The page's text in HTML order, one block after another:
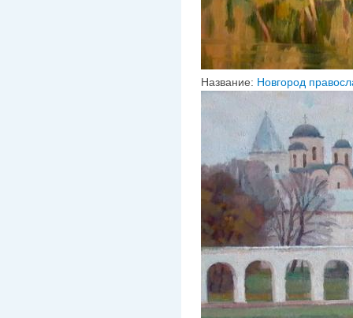
Название: Новгород